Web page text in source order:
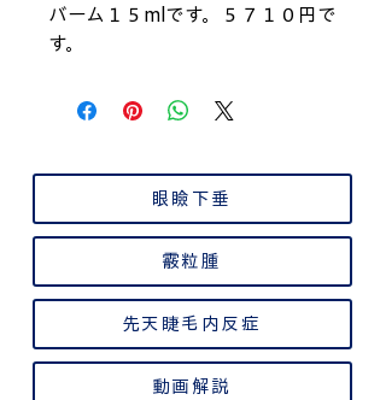
バーム１５mlです。５７１０円で
す。
眼瞼下垂
霰粒腫
先天睫毛内反症
動画解説